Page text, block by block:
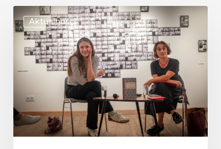
Aktualności
Spotkanie
z
Antoniną
im.
Sleńdzińskich